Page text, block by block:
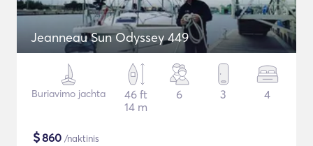
Jeanneau Sun Odyssey 449
Buriavimo jachta
46 ft
14 m
6 3 4
$860 /naktinis